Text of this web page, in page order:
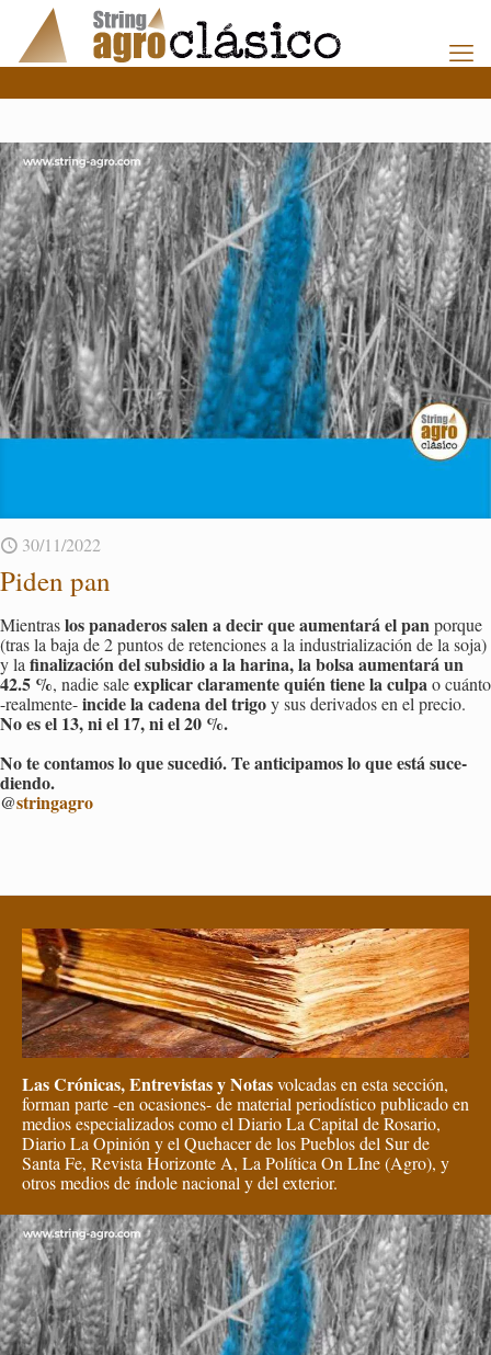
30/11/2022
Piden pan
Mien­traslos pa­na­de­ros salen a decir que au­men­ta­rá el panpor­que
(tras la baja de 2 pun­tos de re­ten­cio­nes a la in­dus­tria­li­za­ción de la soja)
y la fi­na­li­za­ción del sub­si­dio a la ha­ri­na, la bolsa au­men­ta­rá un
42.5 %, nadie saleex­pli­car cla­ra­men­te quién tiene la culpao cuán­to
-real­men­te-in­ci­de la ca­de­na del trigoy sus de­ri­va­dos en el pre­cio.
No es el 13, ni el 17, ni el 20 %.
No te con­ta­mos lo que su­ce­dió. Te an­ti­ci­pa­mos lo que está su­ce­
dien­do.
@strin­ga­gro
Las Crónicas, Entrevistas y Notasvolcadas en esta sección,
forman parte -en ocasiones- de material periodístico publicado en
medios especializados como el Diario La Capital de Rosario,
Diario La Opinión y el Quehacer de los Pueblos del Sur de
Santa Fe, Revista Horizonte A, La Política On LIne (Agro), y
otros medios de índole nacional y del exterior.